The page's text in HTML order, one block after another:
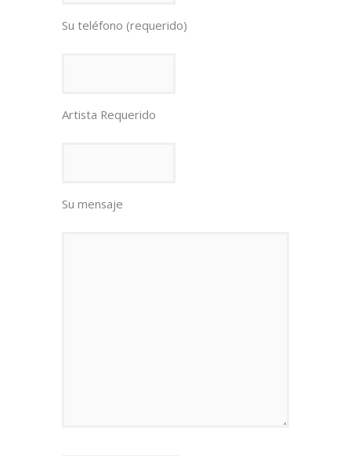
Su teléfono (requerido)
Artista Requerido
Su mensaje